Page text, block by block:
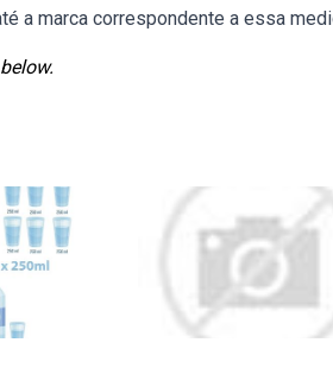
a marca correspondente a essa